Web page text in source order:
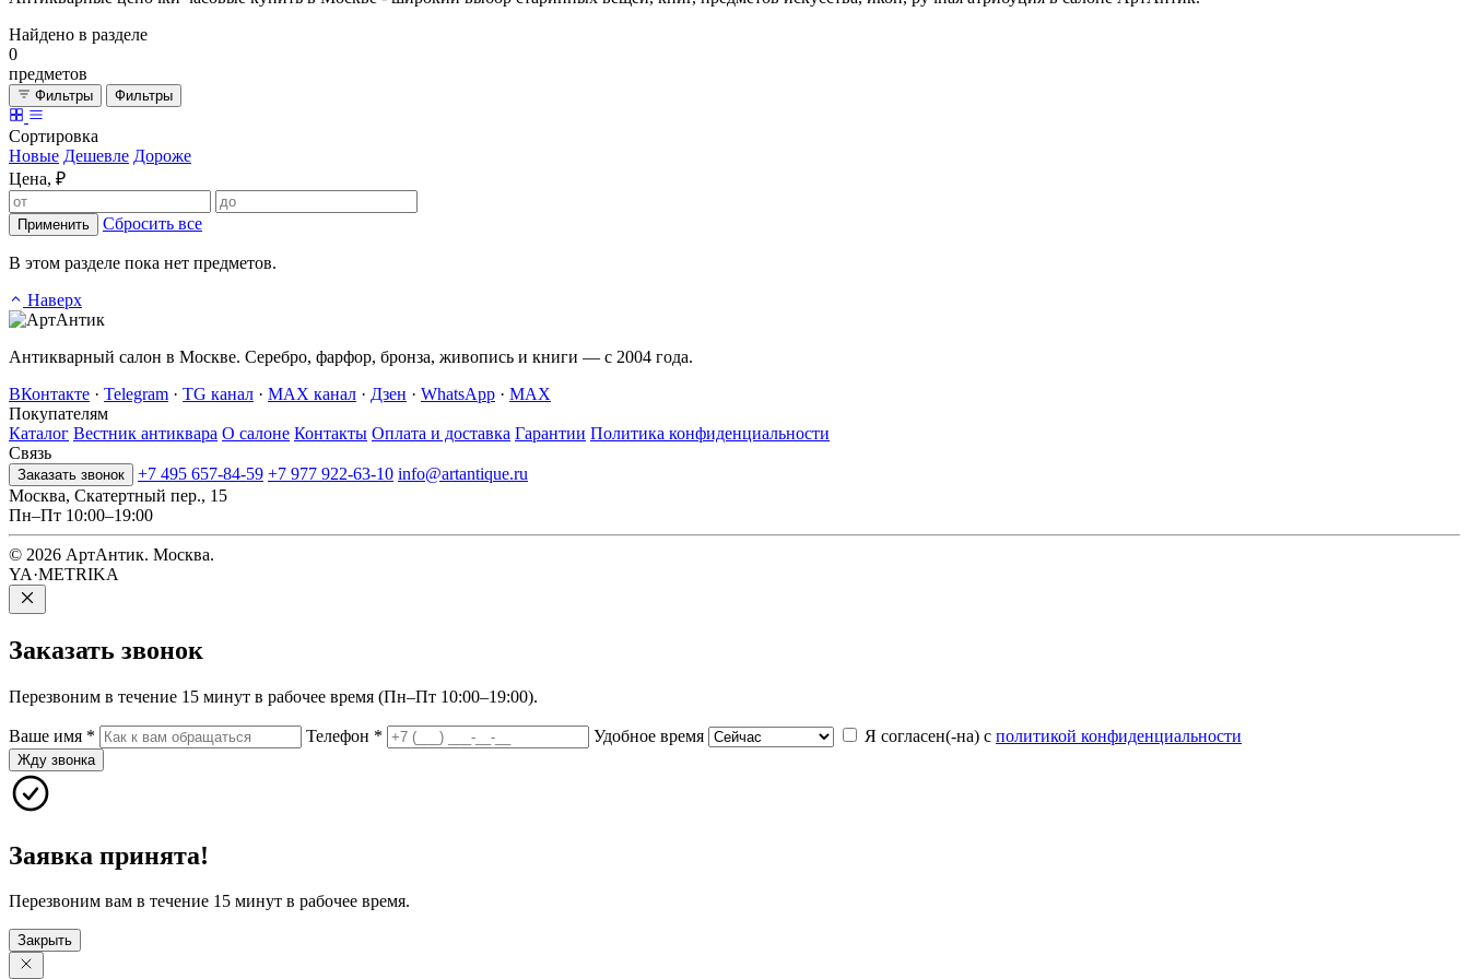
Найдено в разделе
0
предметов
Фильтры Фильтры
Сортировка
Новые Дешевле Дороже
Цена, ₽
Применить Сбросить все
В этом разделе пока нет предметов.
Наверх
Антикварный салон в Москве. Серебро, фарфор, бронза, живопись и книги — с 2004 года.
ВКонтакте · Telegram · TG канал · MAX канал · Дзен · WhatsApp · MAX
Покупателям
Каталог Вестник антиквара О салоне Контакты Оплата и доставка Гарантии Политика конфиденциальности
Связь
Заказать звонок +7 495 657-84-59 +7 977 922-63-10 info@artantique.ru
Москва, Скатертный пер., 15
Пн–Пт 10:00–19:00
© 2026 АртАнтик. Москва.
YA·METRIKA
Заказать звонок
Перезвоним в течение 15 минут в рабочее время (Пн–Пт 10:00–19:00).
Ваше имя * Телефон * Удобное время Я согласен(-на) с политикой конфиденциальности
Жду звонка
Заявка принята!
Перезвоним вам в течение 15 минут в рабочее время.
Закрыть